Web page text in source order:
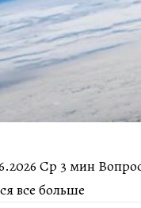
Ср 3 мин
все больше